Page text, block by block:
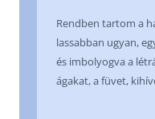
Rendben tartom a
lassabban ugyan,
és imbolyogva a
ágakat, a füvet,